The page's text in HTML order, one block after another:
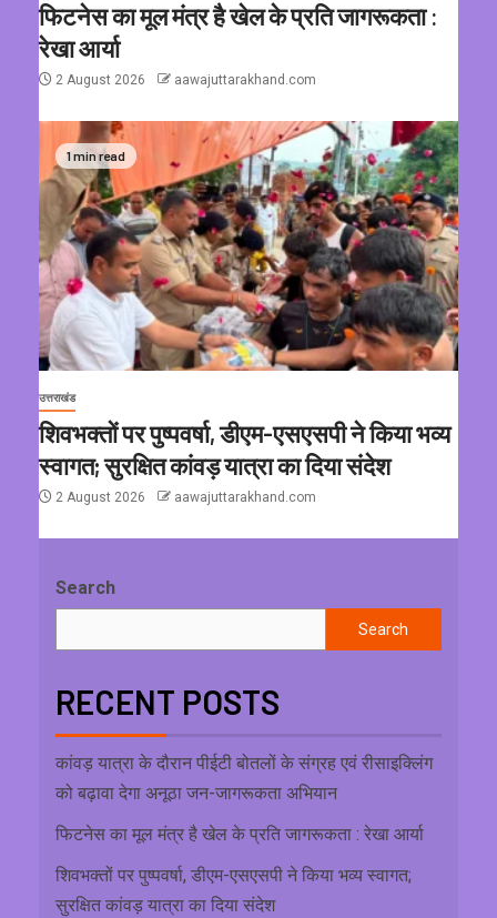
फिटनेस का मूल मंत्र है खेल के प्रति जागरूकता :
रेखा आर्या
2 August 2026 aawajuttarakhand.com
1 min read
उत्तराखंड
शिवभक्तों पर पुष्पवर्षा, डीएम-एसएसपी ने किया भव्य
स्वागत; सुरक्षित कांवड़ यात्रा का दिया संदेश
2 August 2026 aawajuttarakhand.com
Search
Search
RECENT POSTS
कांवड़ यात्रा के दौरान पीईटी बोतलों के संग्रह एवं रीसाइक्लिंग
को बढ़ावा देगा अनूठा जन-जागरूकता अभियान
फिटनेस का मूल मंत्र है खेल के प्रति जागरूकता : रेखा आर्या
शिवभक्तों पर पुष्पवर्षा, डीएम-एसएसपी ने किया भव्य स्वागत;
सुरक्षित कांवड़ यात्रा का दिया संदेश